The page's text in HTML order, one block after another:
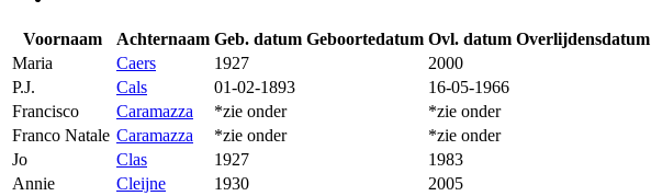
Voornaam Achternaam Geb. datum Geboortedatum Ovl. datum Overlijdensdatum
Maria
Caers 1927 2000
P.J.
Cals 01-02-1893 16-05-1966
Francisco
Caramazza *zie onder *zie onder
Franco Natale Caramazza *zie onder *zie onder
Jo
Clas 1927 1983
Annie
Cleijne 1930 2005